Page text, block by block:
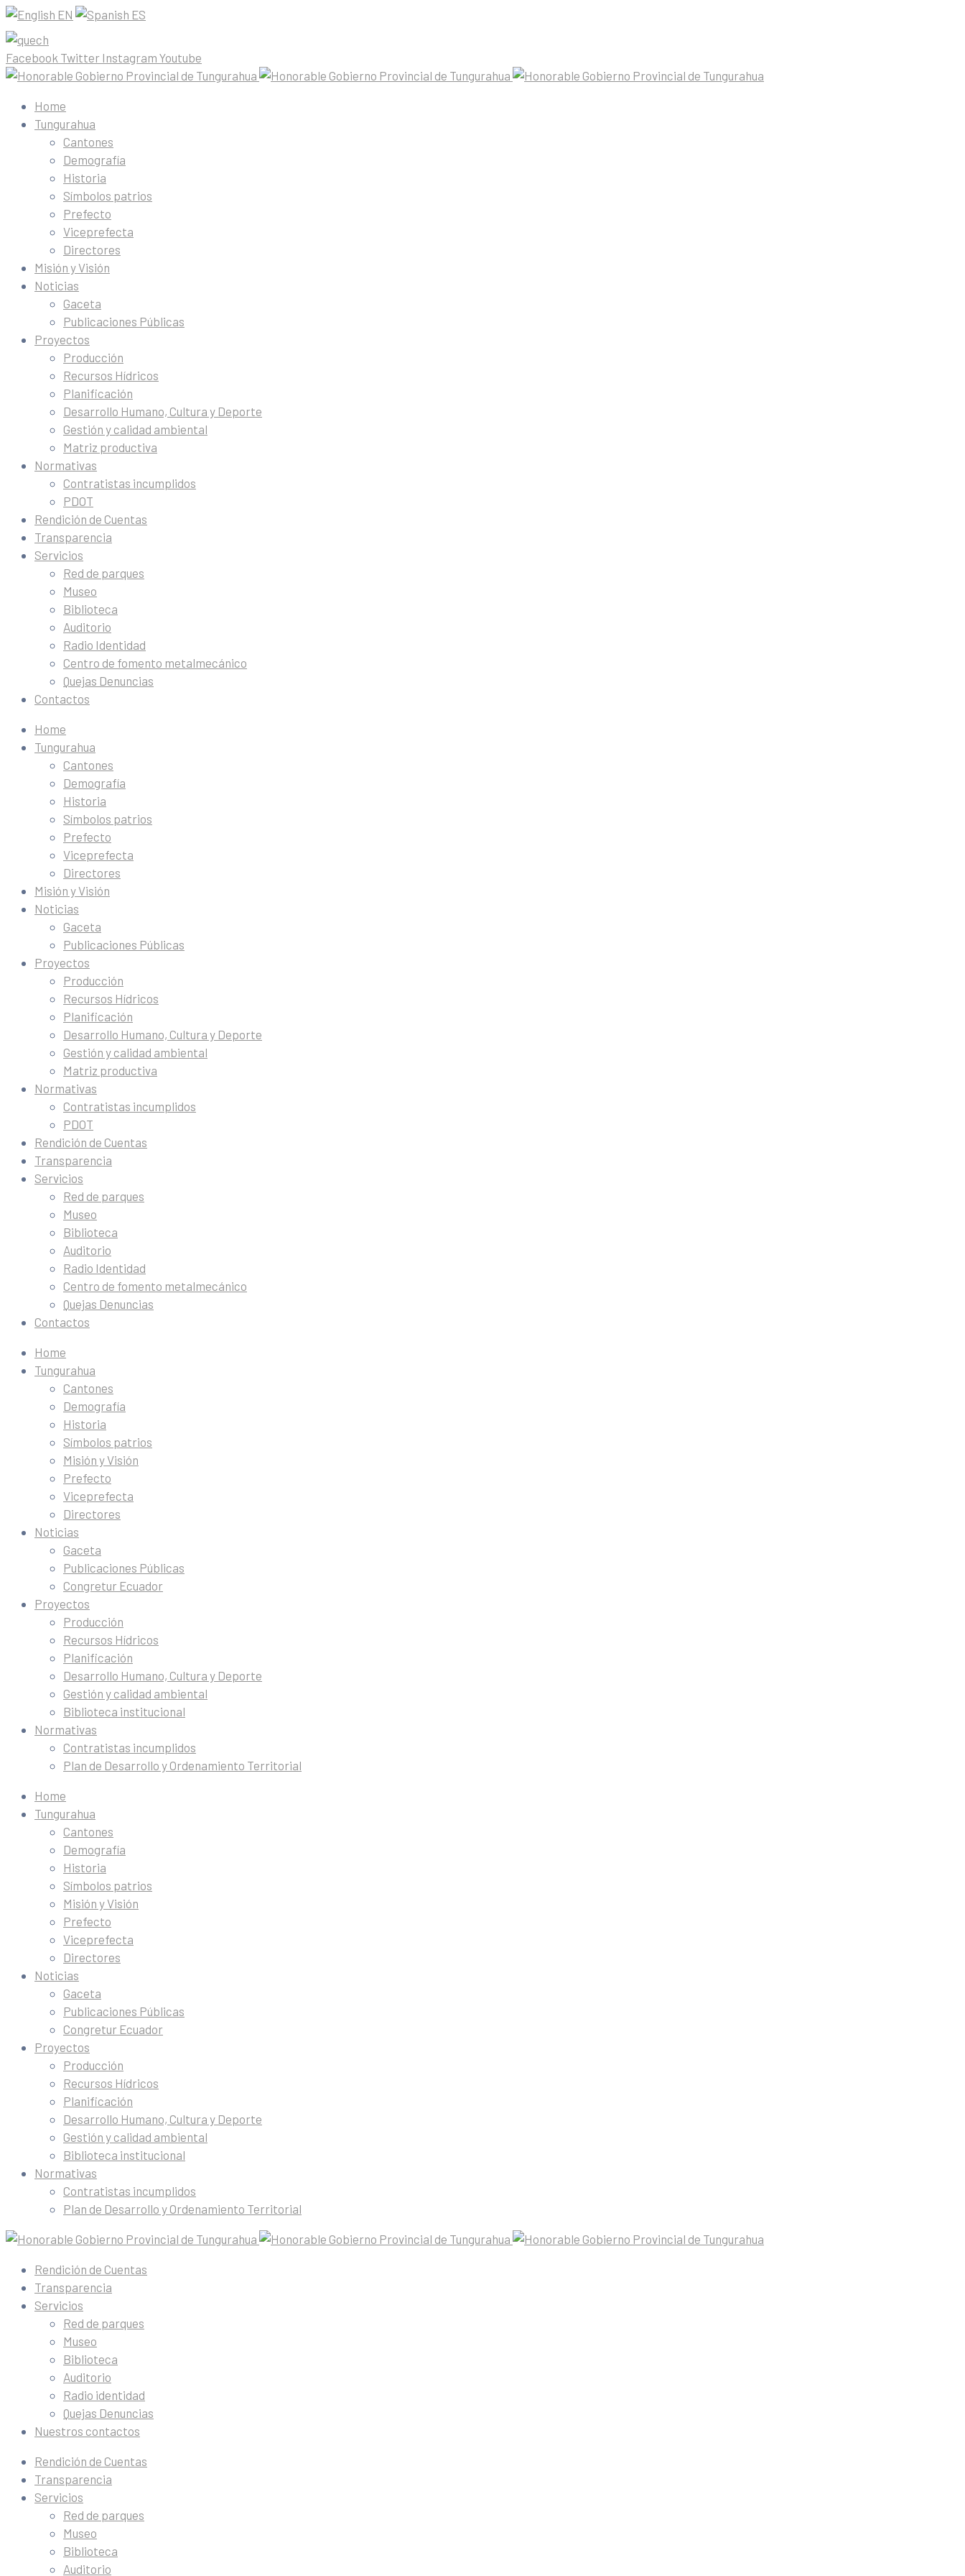
EN ES
Facebook Twitter Instagram Youtube
Home
Tungurahua
Cantones
Demografía
Historia
Símbolos patrios
Prefecto
Viceprefecta
Directores
Misión y Visión
Noticias
Gaceta
Publicaciones Públicas
Proyectos
Producción
Recursos Hídricos
Planificación
Desarrollo Humano, Cultura y Deporte
Gestión y calidad ambiental
Matriz productiva
Normativas
Contratistas incumplidos
PDOT
Rendición de Cuentas
Transparencia
Servicios
Red de parques
Museo
Biblioteca
Auditorio
Radio Identidad
Centro de fomento metalmecánico
Quejas Denuncias
Contactos
Home
Tungurahua
Cantones
Demografía
Historia
Símbolos patrios
Prefecto
Viceprefecta
Directores
Misión y Visión
Noticias
Gaceta
Publicaciones Públicas
Proyectos
Producción
Recursos Hídricos
Planificación
Desarrollo Humano, Cultura y Deporte
Gestión y calidad ambiental
Matriz productiva
Normativas
Contratistas incumplidos
PDOT
Rendición de Cuentas
Transparencia
Servicios
Red de parques
Museo
Biblioteca
Auditorio
Radio Identidad
Centro de fomento metalmecánico
Quejas Denuncias
Contactos
Home
Tungurahua
Cantones
Demografía
Historia
Símbolos patrios
Misión y Visión
Prefecto
Viceprefecta
Directores
Noticias
Gaceta
Publicaciones Públicas
Congretur Ecuador
Proyectos
Producción
Recursos Hídricos
Planificación
Desarrollo Humano, Cultura y Deporte
Gestión y calidad ambiental
Biblioteca institucional
Normativas
Contratistas incumplidos
Plan de Desarrollo y Ordenamiento Territorial
Home
Tungurahua
Cantones
Demografía
Historia
Símbolos patrios
Misión y Visión
Prefecto
Viceprefecta
Directores
Noticias
Gaceta
Publicaciones Públicas
Congretur Ecuador
Proyectos
Producción
Recursos Hídricos
Planificación
Desarrollo Humano, Cultura y Deporte
Gestión y calidad ambiental
Biblioteca institucional
Normativas
Contratistas incumplidos
Plan de Desarrollo y Ordenamiento Territorial
Rendición de Cuentas
Transparencia
Servicios
Red de parques
Museo
Biblioteca
Auditorio
Radio identidad
Quejas Denuncias
Nuestros contactos
Rendición de Cuentas
Transparencia
Servicios
Red de parques
Museo
Biblioteca
Auditorio